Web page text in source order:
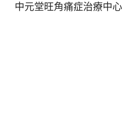
中元堂旺角痛症治療中心